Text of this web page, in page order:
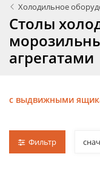
Холодильное
Столы
агрегатами
с выдвижными
Фильтр